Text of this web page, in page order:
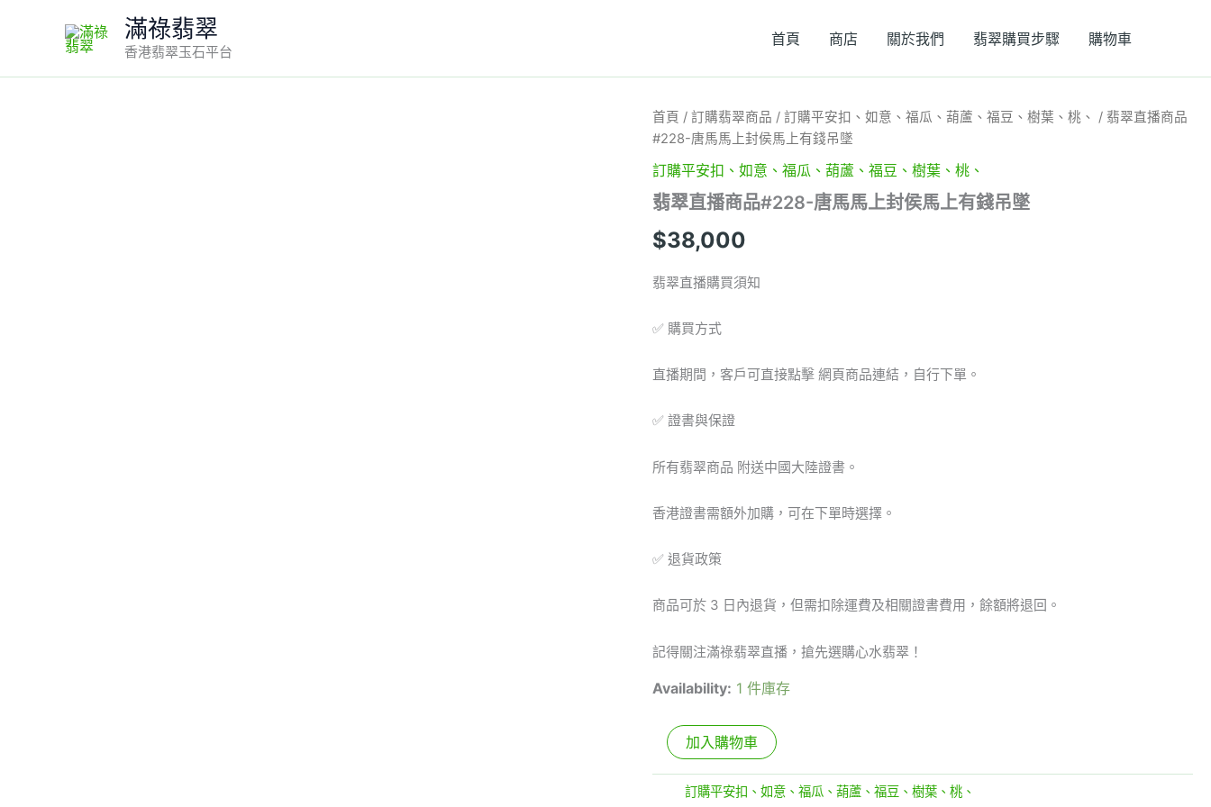
滿祿翡翠
香港翡翠玉石平台
首頁 商店 關於我們 翡翠購買步驟 購物車
首頁 /訂購翡翠商品 /訂購平安扣、如意、福瓜、葫蘆、福豆、樹葉、桃、
/ 翡翠直播商品
#228-唐馬馬上封侯馬上有錢吊墜
訂購平安扣、如意、福瓜、葫蘆、福豆、樹葉、桃、
翡翠直播商品#228-唐馬馬上封侯馬上有錢吊墜
$38,000
翡翠直播購買須知
✅ 購買方式
直播期間，客戶可直接點擊 網頁商品連結，自行下單。
✅ 證書與保證
所有翡翠商品 附送中國大陸證書。
香港證書需額外加購，可在下單時選擇。
✅ 退貨政策
商品可於 3 日內退貨，但需扣除運費及相關證書費用，餘額將退回。
記得關注滿祿翡翠直播，搶先選購心水翡翠！
Availability: 1 件庫存
翡
翠
播
品
唐
馬
上
侯
上
有
吊
量
加入購物車
分類:訂購平安扣、如意、福瓜、葫蘆、福豆、樹葉、桃、